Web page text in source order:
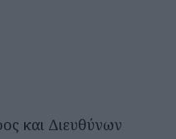
και Διευθύνων